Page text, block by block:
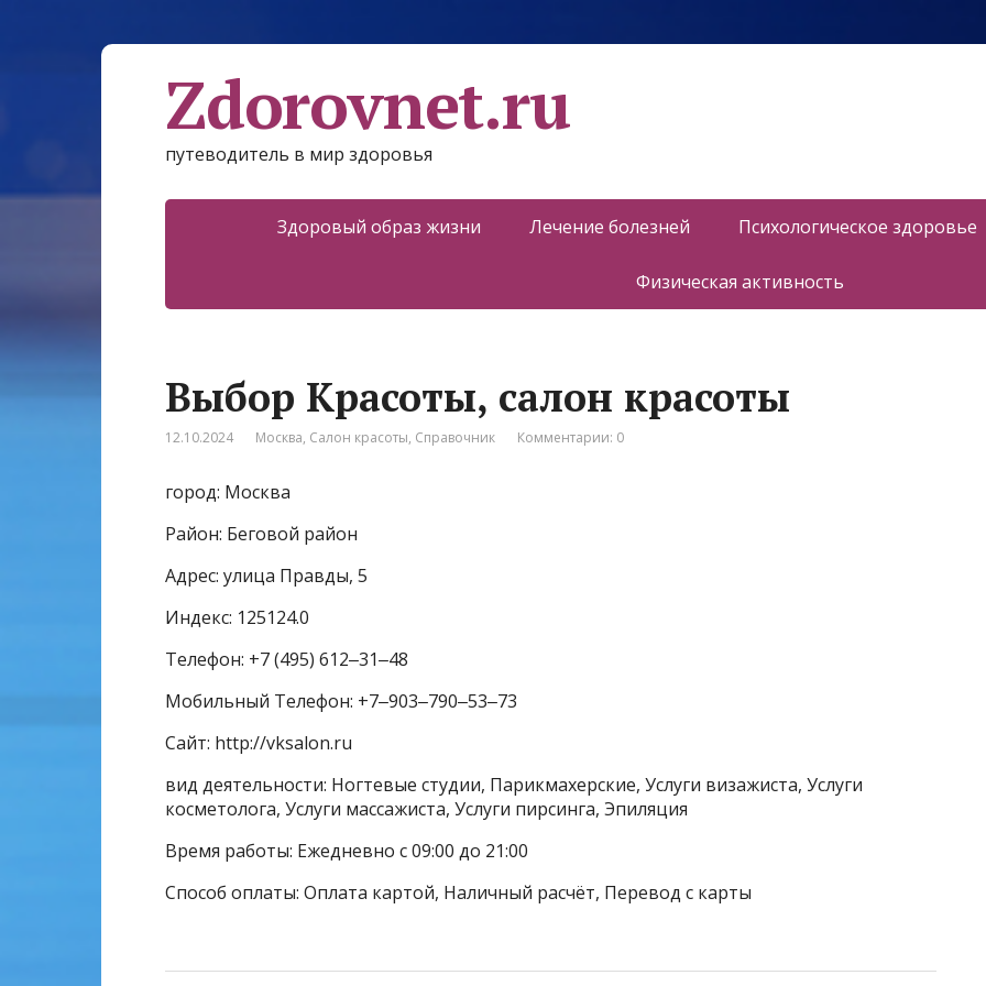
Zdorovnet.ru
путеводитель в мир здоровья
Здоровый образ жизни Лечение болезней Психологическое здоровье
Физическая активность
Выбор Красоты, салон красоты
12.10.2024 Москва, Салон красоты, Справочник Комментарии: 0
город: Москва
Район: Беговой район
Адрес: улица Правды, 5
Индекс: 125124.0
Телефон: +7 (495) 612‒31‒48
Мобильный Телефон: +7‒903‒790‒53‒73
Сайт: http://vksalon.ru
вид деятельности: Ногтевые студии, Парикмахерские, Услуги визажиста, Услуги
косметолога, Услуги массажиста, Услуги пирсинга, Эпиляция
Время работы: Ежедневно с 09:00 до 21:00
Способ оплаты: Оплата картой, Наличный расчёт, Перевод с карты